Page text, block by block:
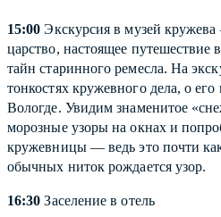
15:00 Экскурсия в музей
царство, настоящее путешествие
тайн старинного ремесла. На
тонкостях кружевного дела, о
Вологде. Увидим знаменитое
морозные узоры на окнах и
кружевницы — ведь это почти
обычных ниток рождается узор.
16:30 Заселение в отель